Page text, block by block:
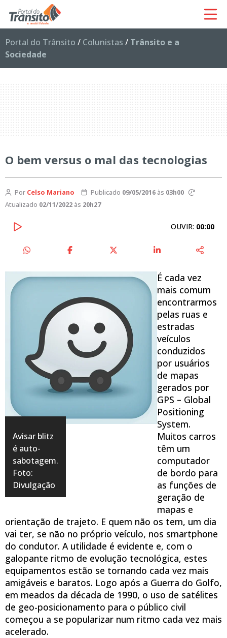
Portal do Trânsito / Colunistas / Trânsito e a
Sociedade
O bem versus o mal das tecnologias
Por Celso Mariano Publicado 09/05/2016às 03h00
Atualizado 02/11/2022 às 20h27
OUVIR: 00:00
Avisar blitz
é auto-
sabotagem.
Foto:
Divulgação
É cada vez
mais comum
encontrarmos
pelas ruas e
estradas
veículos
conduzidos
por usuários
de mapas
gerados por
GPS – Global
Positioning
System.
Muitos carros
têm um
computador
de bordo para
as funções de
geração de
mapas e
orientação de trajeto. E quem não os tem, um dia
vai ter, se não no próprio veículo, nos smartphone
do condutor. A utilidade é evidente e, com o
galopante ritmo de evolução tecnológica, estes
equipamentos estão se tornando cada vez mais
amigáveis e baratos. Logo após a Guerra do Golfo,
em meados da década de 1990, o uso de satélites
de geo-posicionamento para o público civil
começou a se popularizar num ritmo cada vez mais
acelerado.